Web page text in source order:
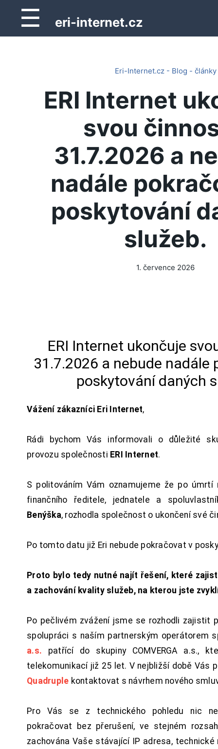
☰ eri-internet.cz
Eri-Internet.cz - Blog - články
ERI Internet
svou
31.7.2026 a
nadále
poskytování
služeb.
1. července 2026
ERI Internet ukončuje
31.7.2026 a nebude nadále
poskytování daných
Vážení zákazníci Eri Internet,
Rádi bychom Vás informovali o důležité
provozu společnosti ERI Internet.
S politováním Vám oznamujeme že po úmrtí
finančního ředitele, jednatele a
Benýška, rozhodla společnost o ukončení své
Po tomto datu již Eri nebude pokračovat v
Proto bylo tedy nutné najít řešení, které
a zachování kvality služeb, na kterou jste
Po pečlivém zvážení jsme se rozhodli zajistit
spolupráci s naším partnerským operátorem
a.s. patřící do skupiny COMVERGA a.s.,
telekomunikací již 25 let. V nejbližší době Vás
Quadruple kontaktovat s návrhem nového
Pro Vás se z technického pohledu nic
pokračovat bez přerušení, ve stejném
zachována Vaše stávající IP adresa, technické